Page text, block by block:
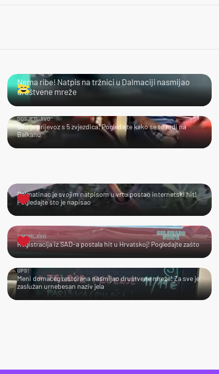
Nema ribe! Natpis na tržnici u Dalmaciji nasmijao
društvene mreže
DOSJETLJIVO
Ovo je prijevoz s 5 zvjezdica! Pogledajte kako se to radi na
Balkanu
URNEBESNO
Dalmatinac je svojim natpisom u vrtu postao internetski hit!
Pogledajte što je napisao
ZANIMLJIVO
Registracija iz SAD-a postala hit u Hrvatskoj! Pogledajte zašto
UPS!
Meni domaćeg restorana nasmijao društvene mreže! Za sve je
zaslužan urnebesan naziv jela